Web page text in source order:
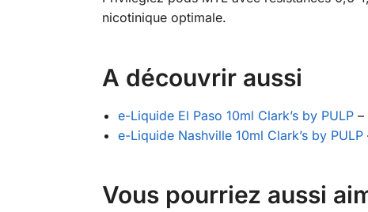
nicotinique optimale.
A découvrir aussi
e-Liquide El Paso 10ml Clark’s by PULP–
e-Liquide Nashville 10ml Clark’s by PULP
Vous pourriez aussi